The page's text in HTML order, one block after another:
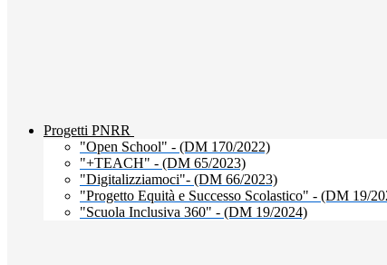
Progetti PNRR
"Open School" - (DM 170/2022)
"+TEACH" - (DM 65/2023)
"Digitalizziamoci"- (DM 66/2023)
"Progetto Equità e Successo Scolastico" - (DM 19/
"Scuola Inclusiva 360" - (DM 19/2024)